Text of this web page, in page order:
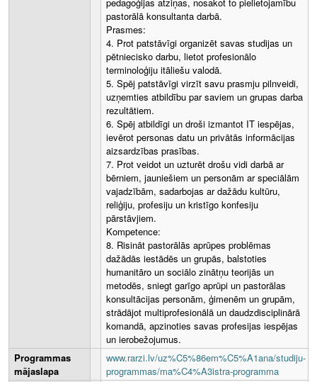
pastorālā konsultanta darbā.
Prasmes:
4. Prot patstāvīgi organizēt savas studijas un
pētniecisko darbu, lietot profesionālo
terminoloģiju itāliešu valodā.
5. Spēj patstāvīgi virzīt savu prasmju pilnveidi,
uzņemties atbildību par saviem un grupas darba
rezultātiem.
6. Spēj atbildīgi un droši izmantot IT iespējas,
ievērot personas datu un privātās informācijas
aizsardzības prasības.
7. Prot veidot un uzturēt drošu vidi darbā ar
bērniem, jauniešiem un personām ar speciālām
vajadzībām, sadarbojas ar dažādu kultūru,
reliģiju, profesiju un kristīgo konfesiju
pārstāvjiem.
Kompetence:
8. Risināt pastorālās aprūpes problēmas
dažādās iestādēs un grupās, balstoties
humanitāro un sociālo zinātņu teorijās un
metodēs, sniegt garīgo aprūpi un pastorālas
konsultācijas personām, ģimenēm un grupām,
strādājot multiprofesionālā un daudzdisciplinārā
komandā, apzinoties savas profesijas iespējas
un ierobežojumus.
Programmas
mājaslapa
www.rarzi.lv/uz%C5%86em%C5%A1ana/studiju-
programmas/ma%C4%A3istra-programma